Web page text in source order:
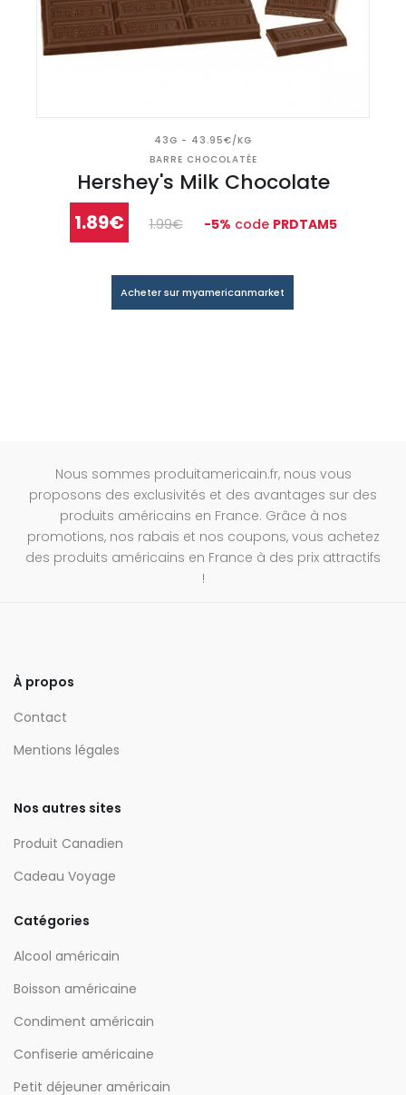
43G - 43.95€/KG
BARRE CHOCOLATÉE
Hershey's Milk Chocolate
1.89€ 1.99€ -5% code PRDTAM5
Acheter sur myamericanmarket
Nous sommes produitamericain.fr, nous vous
proposons des exclusivités et des avantages sur des
produits américains en France. Grâce à nos
promotions, nos rabais et nos coupons, vous achetez
des produits américains en France à des prix attractifs
!
À propos
Contact
Mentions légales
Nos autres sites
Produit Canadien
Cadeau Voyage
Catégories
Alcool américain
Boisson américaine
Condiment américain
Confiserie américaine
Petit déjeuner américain